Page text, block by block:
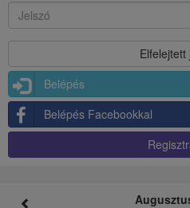
Belépés
Belépés Facebookkal